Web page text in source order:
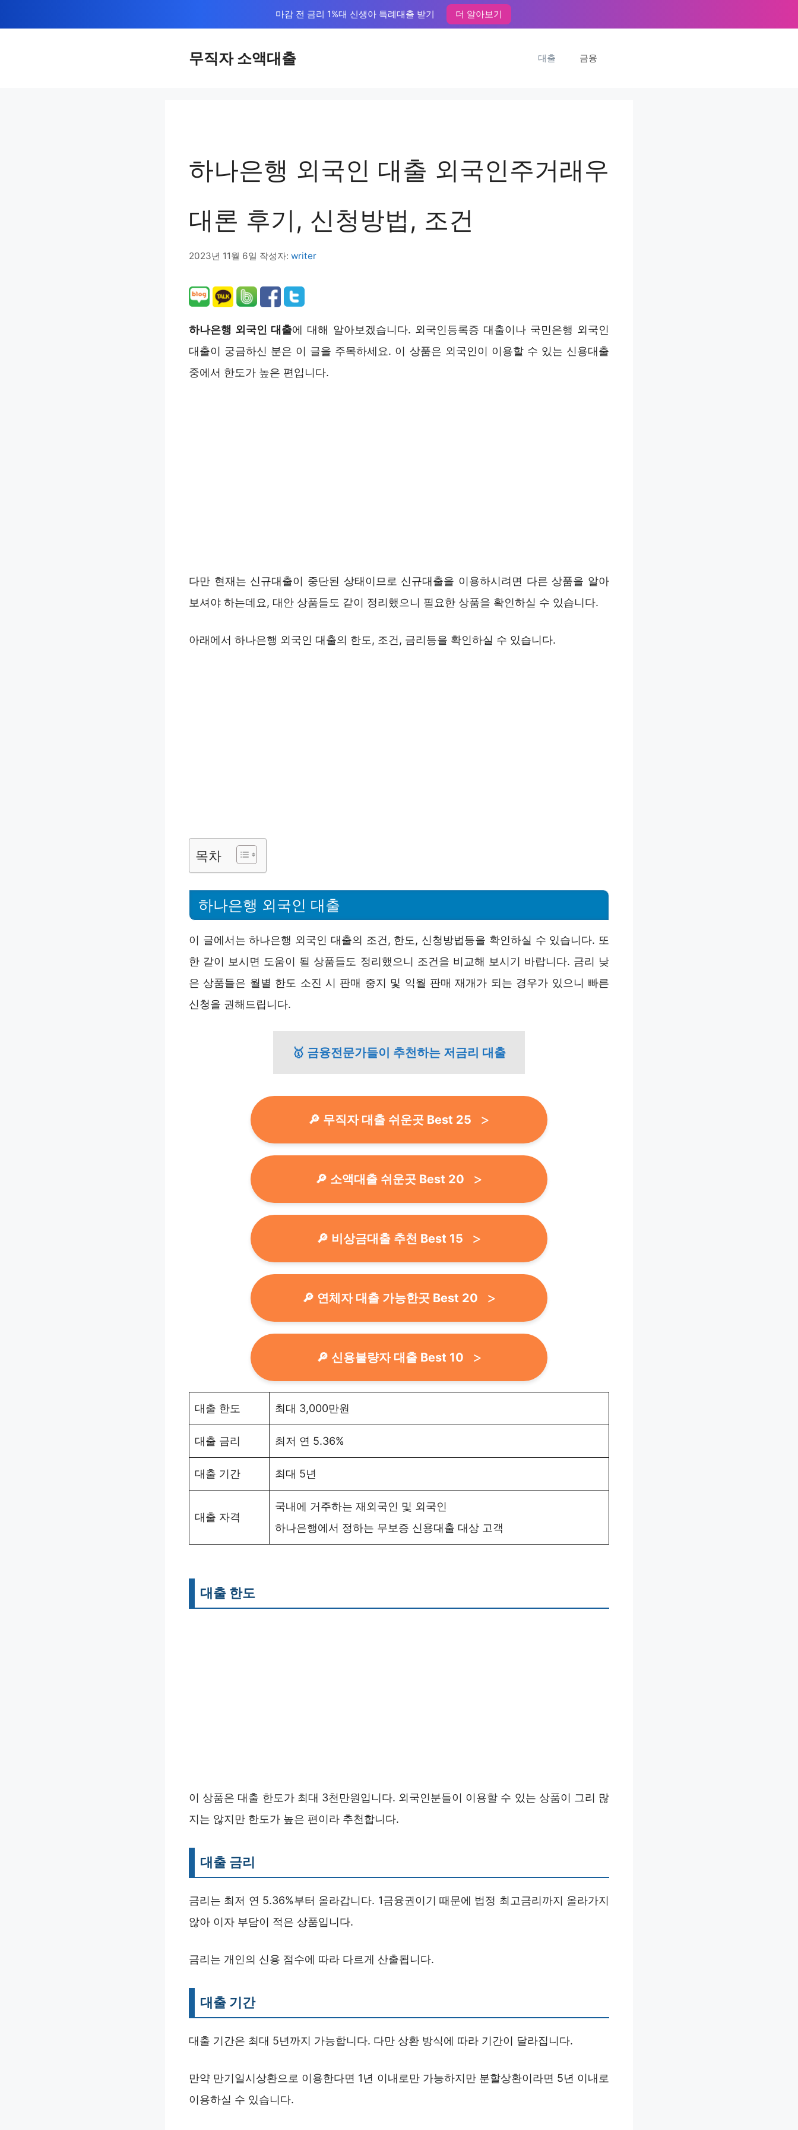
텐
마감 전 금리 1%대 신생아 특례대출 받기 더 알아보기
무직자 소액대출 대출 금융
하나은행 외국인 대출 외국인주거래우
대론 후기, 신청방법, 조건
2023년 11월 6일 작성자: writer
하나은행 외국인 대출에 대해 알아보겠습니다. 외국인등록증 대출이나 국민은행 외국인
대출이 궁금하신 분은 이 글을 주목하세요. 이 상품은 외국인이 이용할 수 있는 신용대출
중에서 한도가 높은 편입니다.
다만 현재는 신규대출이 중단된 상태이므로 신규대출을 이용하시려면 다른 상품을 알아
보셔야 하는데요, 대안 상품들도 같이 정리했으니 필요한 상품을 확인하실 수 있습니다.
아래에서 하나은행 외국인 대출의 한도, 조건, 금리등을 확인하실 수 있습니다.
목차
하나은행 외국인 대출
이 글에서는 하나은행 외국인 대출의 조건, 한도, 신청방법등을 확인하실 수 있습니다. 또
한 같이 보시면 도움이 될 상품들도 정리했으니 조건을 비교해 보시기 바랍니다. 금리 낮
은 상품들은 월별 한도 소진 시 판매 중지 및 익월 판매 재개가 되는 경우가 있으니 빠른
신청을 권해드립니다.
🥇 금융전문가들이 추천하는 저금리 대출
🔎 무직자 대출 쉬운곳 Best 25
🔎 소액대출 쉬운곳 Best 20
🔎 비상금대출 추천 Best 15
🔎 연체자 대출 가능한곳 Best 20
🔎 신용불량자 대출 Best 10
대출 한도 최대 3,000만원
대출 금리 최저 연 5.36%
대출 기간 최대 5년
대출 자격
국내에 거주하는 재외국인 및 외국인
하나은행에서 정하는 무보증 신용대출 대상 고객
대출 한도
이 상품은 대출 한도가 최대 3천만원입니다. 외국인분들이 이용할 수 있는 상품이 그리 많
지는 않지만 한도가 높은 편이라 추천합니다.
대출 금리
금리는 최저 연 5.36%부터 올라갑니다. 1금융권이기 때문에 법정 최고금리까지 올라가지
않아 이자 부담이 적은 상품입니다.
금리는 개인의 신용 점수에 따라 다르게 산출됩니다.
대출 기간
대출 기간은 최대 5년까지 가능합니다. 다만 상환 방식에 따라 기간이 달라집니다.
만약 만기일시상환으로 이용한다면 1년 이내로만 가능하지만 분할상환이라면 5년 이내로
이용하실 수 있습니다.